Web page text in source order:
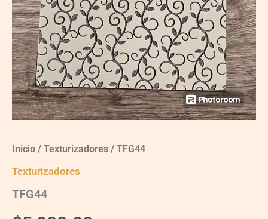
Inicio / Texturizadores / TFG44
Texturizadores
TFG44